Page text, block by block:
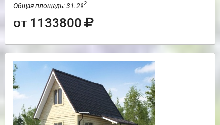
Общая площадь: 31.292
от 1133800